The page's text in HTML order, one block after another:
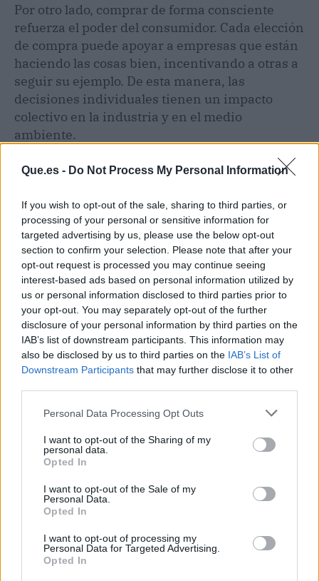
Que.es - Do Not Process My Personal Information
If you wish to opt-out of the sale, sharing to third parties, or
processing of your personal or sensitive information for
targeted advertising by us, please use the below opt-out
section to confirm your selection. Please note that after your
opt-out request is processed you may continue seeing
interest-based ads based on personal information utilized by
us or personal information disclosed to third parties prior to
your opt-out. You may separately opt-out of the further
disclosure of your personal information by third parties on the
IAB’s list of downstream participants. This information may
also be disclosed by us to third parties on the IAB’s List of
Downstream Participants that may further disclose it to other
Personal Data Processing Opt Outs
I want to opt-out of the Sharing of my
personal data.
Opted In
I want to opt-out of the Sale of my
Personal Data.
Opted In
I want to opt-out of processing my
Personal Data for Targeted Advertising.
Opted In
Por otro lado, comprar de forma consciente
refuerza el poder del consumidor. Cada elección
de compra puede apoyar a empresas que están
haciendo las cosas bien, incentivando a otras a
seguir su ejemplo. De esta manera, las
decisiones individuales tienen un impacto
colectivo en la industria y en el medio
ambiente.
Publicidad